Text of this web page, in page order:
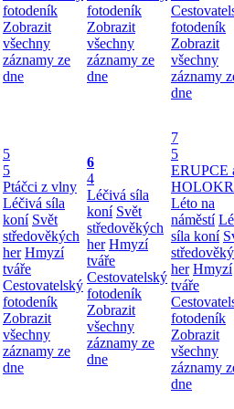
fotodeník
Zobrazit
všechny
záznamy ze
dne
fotodeník
Zobrazit
všechny
záznamy ze
dne
fotodeník
Zobrazit
všechny
záznamy
dne
5
5
Ptáčci z vlny
Léčivá síla
koní Svět
středověkých
her Hmyzí
tváře
Cestovatelský
fotodeník
Zobrazit
všechny
záznamy ze
dne
6
4
Léčivá síla
koní Svět
středověkých
her Hmyzí
tváře
Cestovatelský
fotodeník
Zobrazit
všechny
záznamy ze
dne
7
5
ERUPCE
Léto na
náměstí
síla koní
her Hmyzí
tváře
fotodeník
Zobrazit
všechny
záznamy
dne